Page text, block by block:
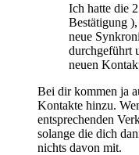
Ich hatte die
Bestätigung
neue
durchgeführt
neuen
Bei dir kommen ja
Kontakte hinzu.
entsprechenden
solange die dich
nichts davon mit.